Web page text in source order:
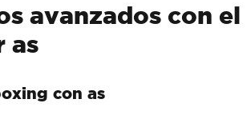
avanzados con el
as
con as